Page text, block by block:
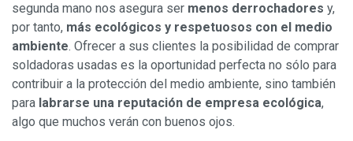
segunda mano nos asegura ser menos derrochadores y,
por tanto, más ecológicos y respetuosos con el medio
ambiente. Ofrecer a sus clientes la posibilidad de comprar
soldadoras usadas es la oportunidad perfecta no sólo para
contribuir a la protección del medio ambiente, sino también
para labrarse una reputación de empresa ecológica,
algo que muchos verán con buenos ojos.